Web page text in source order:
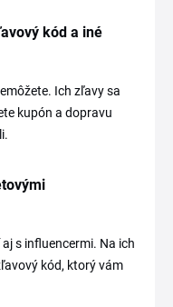
kód a iné
Ich zľavy sa
kupón a dopravu
s influencermi. Na ich
kód, ktorý vám